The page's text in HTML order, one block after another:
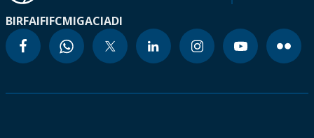
BIRFAIFIFCMIGACIADI